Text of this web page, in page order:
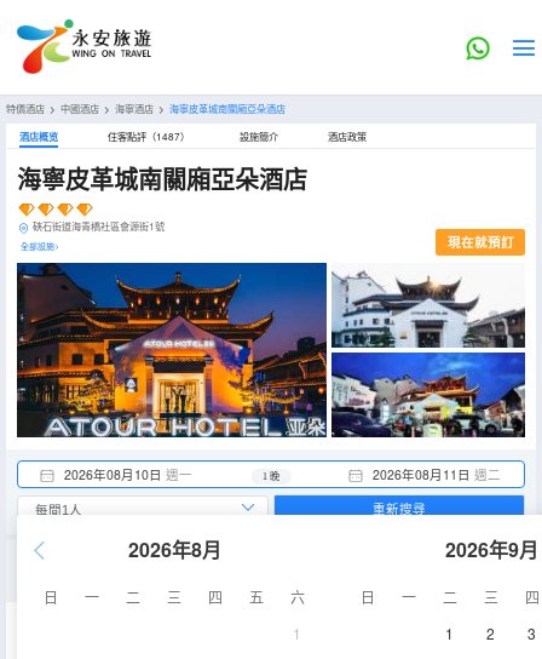
特價酒店 > 中國酒店 > 海寧酒店 > 海寧皮革城南關廂亞朵酒店
酒店概览 住客點評（1487） 設施簡介 酒店政策
海寧皮革城南關廂亞朵酒店
硤石街道海青橋社區會源街1號
全部設施> 現在就預訂
2026年08月10日 週一 2026年08月11日 週二
1 晚
2026年8月
日 一 二 三 四 五
六
1
2026年9月
日 一 二 三
四
1
2 3
重新搜尋
空調